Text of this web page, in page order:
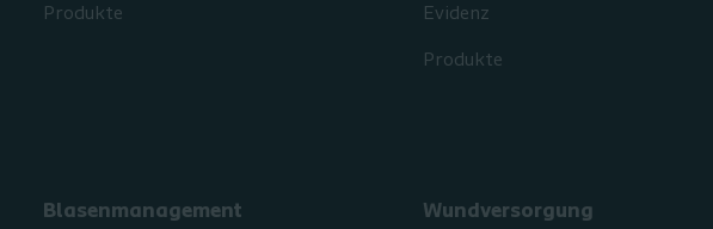
Produkte Evidenz
Produkte
Blasenmanagement Wundversorgung